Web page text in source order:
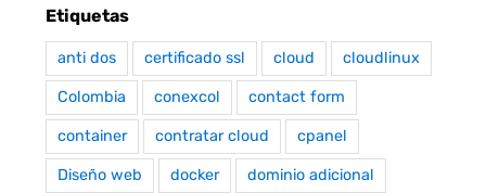
Etiquetas
anti dos certificado ssl cloud cloudlinux
Colombia conexcol contact form
container contratar cloud cpanel
Diseño web docker dominio adicional